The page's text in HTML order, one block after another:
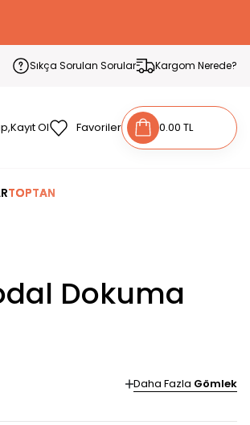
Sıkça Sorulan Sorular Kargom Nerede?
Ol Favoriler 0.00 TL
TOPTAN
Dokuma
Daha Fazla Gömlek